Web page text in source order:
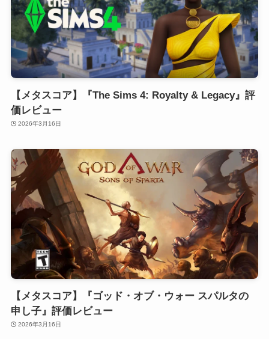
【メタスコア】『The Sims 4: Royalty & Legacy』評
価レビュー
2026年3月16日
【メタスコア】『ゴッド・オブ・ウォー スパルタの
申し子』評価レビュー
2026年3月16日